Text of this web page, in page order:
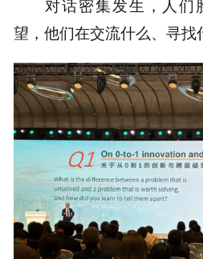
对话密集发生，人们
望，他们在交流什么、寻找